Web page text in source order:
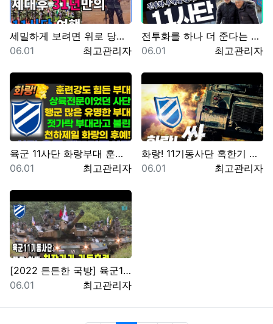
세밀하게 보려면 위로 당기세요 0:12 0:36 …
등록자
최고관리자
등록일
06.01
전투화를 하나 더 준다는 썰(?) 11사단, 젓가락 부…
등록자
최고관리자
등록일
06.01
육군 11사단 화랑부대 훈련 강도 매우 강하며 숨겨진 …
등록자
최고관리자
등록일
06.01
화랑! 11기동사단 혹한기 훈련을 명 받았습니다!!(f…
등록자
최고관리자
등록일
06.01
[2022 튼튼한 국방] 육군11기동사단, 개편 이래 …
등록자
최고관리자
등록일
06.01